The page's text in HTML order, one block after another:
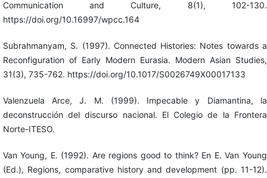
Communication and Culture, 8(1), 102-130.
https://doi.org/10.16997/wpcc.164
Subrahmanyam, S. (1997). Connected Histories: Notes towards a
Reconfiguration of Early Modern Eurasia. Modern Asian Studies,
31(3), 735-762. https://doi.org/10.1017/S0026749X00017133
Valenzuela Arce, J. M. (1999). Impecable y Diamantina, la
deconstrucción del discurso nacional. El Colegio de la Frontera
Norte-ITESO.
Van Young, E. (1992). Are regions good to think? En E. Van Young
(Ed.), Regions, comparative history and development (pp. 11-12).